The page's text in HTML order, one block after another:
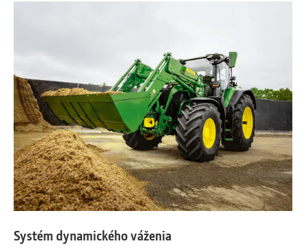
Systém dynamického váženia